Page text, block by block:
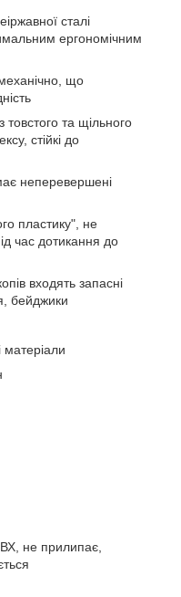
сталі
ергономічним
що
товстого та щільного
стійкі до
неперевершені
пластику", не
час дотикання до
входять запасні
бейджики
матеріали
не прилипає,